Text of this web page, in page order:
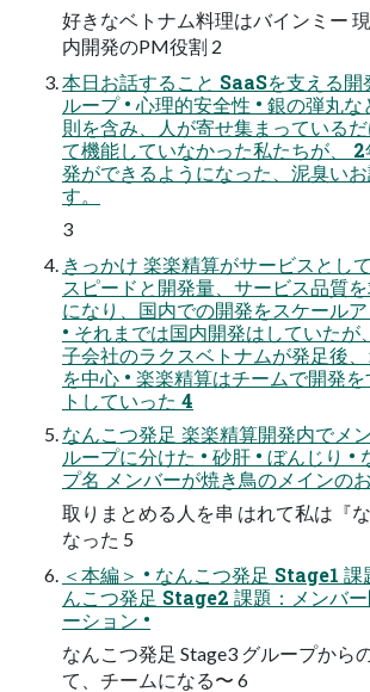
好きなベトナム料理はバインミー
内開発のPM役割 2
本日お話すること SaaSを支える開
ループ • 心理的安全性 • 銀の弾丸
則を含み、人が寄せ集まっている
て機能していなかった私たちが、
発ができるようになった、泥臭い
す。
3
きっかけ 楽楽精算がサービスとし
スピードと開発量、サービス品質
になり、国内での開発をスケール
• それまでは国内開発はしていたが
子会社のラクスベトナムが発足後
を中心 • 楽楽精算はチームで開発
トしていった 4
なんこつ発足 楽楽精算開発内でメ
ループに分けた • 砂肝 • ぼんじり •
プ名 メンバーが焼き鳥のメインの
取りまとめる人を串 はれて私は『
なった 5
＜本編＞ • なんこつ発足 Stage1 課
んこつ発足 Stage2 課題：メンバ
ーション •
なんこつ発足 Stage3 グループから
て、チームになる〜 6